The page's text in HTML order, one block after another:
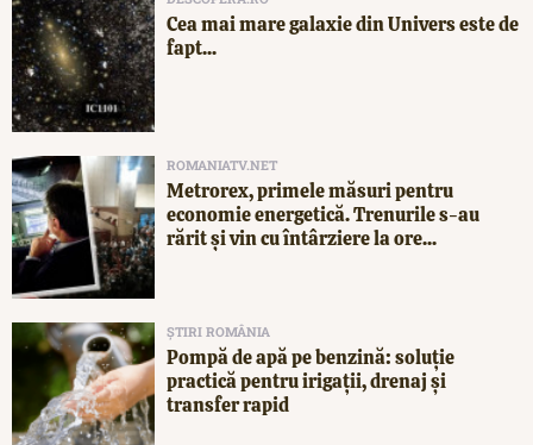
Cea mai mare galaxie din Univers este de
fapt...
ROMANIATV.NET
Metrorex, primele măsuri pentru
economie energetică. Trenurile s-au
rărit și vin cu întârziere la ore...
ȘTIRI ROMÂNIA
Pompă de apă pe benzină: soluție
practică pentru irigații, drenaj și
transfer rapid